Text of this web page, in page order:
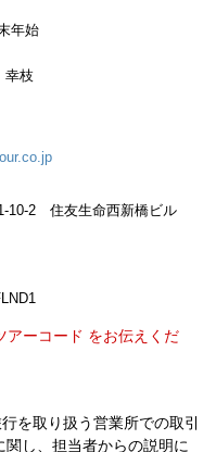
年始
幸枝
10-2 住友生命西新橋ビル
ーコード をお伝えくだ
を取り扱う営業所での取引
し、担当者からの説明に